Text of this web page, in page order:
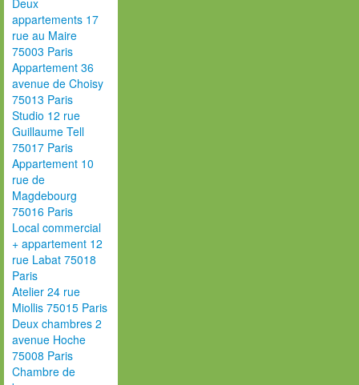
Deux
appartements 17
rue au Maire
75003 Paris
Appartement 36
avenue de Choisy
75013 Paris
Studio 12 rue
Guillaume Tell
75017 Paris
Appartement 10
rue de
Magdebourg
75016 Paris
Local commercial
+ appartement 12
rue Labat 75018
Paris
Atelier 24 rue
Miollis 75015 Paris
Deux chambres 2
avenue Hoche
75008 Paris
Chambre de